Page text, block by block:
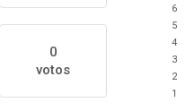
0
votos
6
5
4
3
2
1